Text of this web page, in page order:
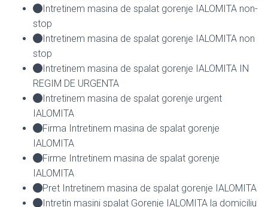
Intretinem masina de spalat gorenje IALOMITA non-
stop
Intretinem masina de spalat gorenje IALOMITA non
stop
Intretinem masina de spalat gorenje IALOMITA IN
REGIM DE URGENTA
Intretinem masina de spalat gorenje urgent
IALOMITA
Firma Intretinem masina de spalat gorenje
IALOMITA
Firme Intretinem masina de spalat gorenje
IALOMITA
Pret Intretinem masina de spalat gorenje IALOMITA
Intretin masini spalat Gorenje IALOMITA la domiciliu